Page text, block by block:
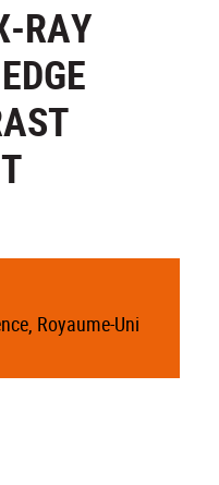
RAY
Royaume-Uni